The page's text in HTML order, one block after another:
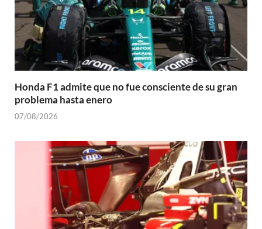
Honda F1 admite que no fue consciente de su gran
problema hasta enero
07/08/2026